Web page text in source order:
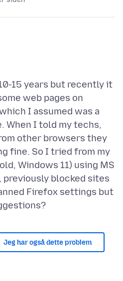
15 years but recently it
web pages on
I assumed was a
When I told my techs,
other browsers they
fine. So I tried from my
Windows 11) using MS
previously blocked sites
Firefox settings but
Jeg har også dette problem